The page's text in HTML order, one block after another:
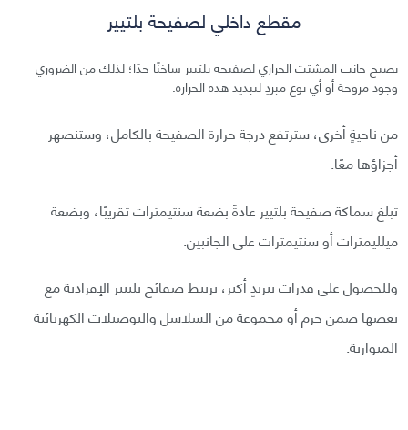
مقطع داخلي لصفيحة بلتيير
يصبح جانب المشتت الحراري لصفيحة بلتيير ساخنًا جدًا؛ لذلك من الضروري
وجود مروحة أو أي نوع مبردٍ لتبديد هذه الحرارة.
من ناحيةٍ أخرى، سترتفع درجة حرارة الصفيحة بالكامل، وستنصهر
أجزاؤها معًا.
تبلغ سماكة صفيحة بلتيير عادةً بضعة سنتيمترات تقريبًا، وبضعة
ميلليمترات أو سنتيمترات على الجانبين.
وللحصول على قدرات تبريدٍ أكبر، ترتبط صفائح بلتيير الإفرادية مع
بعضها ضمن حزم أو مجموعة من السلاسل والتوصيلات الكهربائية
المتوازية.